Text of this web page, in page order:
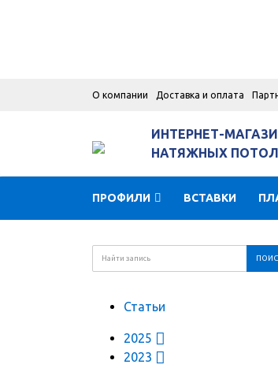
О компании Доставка и оплата
ИНТЕРНЕТ-
НАТЯЖНЫХ
ПРОФИЛИ ВСТАВКИ
Статьи
2025
2023